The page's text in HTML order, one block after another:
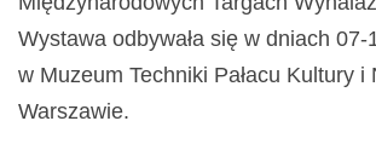
Wystawa odbywała się w dniach 07-
w Muzeum Techniki Pałacu Kultury i
Warszawie.